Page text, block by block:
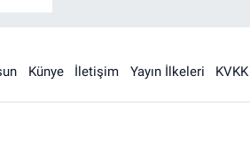
Künye İletişim Yayın İlkeleri KVKK